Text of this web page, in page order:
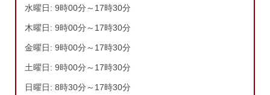
水曜日: 9時00分～17時30分
木曜日: 9時00分～17時30分
金曜日: 9時00分～17時30分
土曜日: 9時00分～17時30分
日曜日: 8時30分～17時30分